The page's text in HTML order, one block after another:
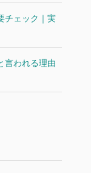
チェック｜実
言われる理由